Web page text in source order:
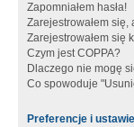
Zapomniałem hasła!
Zarejestrowałem
Zarejestrowałem się
Czym jest COPPA?
Dlaczego nie mogę
Co spowoduje
Preferencje i